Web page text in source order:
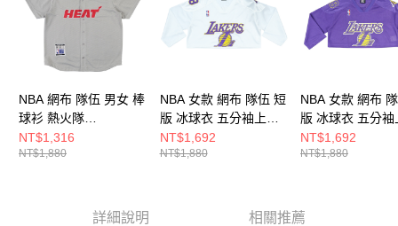
請求用戶進行身份認證。
５．嚴禁一人註冊多個帳號或使用他人資訊註冊。若發現惡意使用之情形，
恩沛科技股份有限公司將有權停止該用戶之使用額度並採取法律行動。
NBA 網布 隊伍 男女 棒
球衫 熱火隊
3625147211
NT$1,316
NT$1,880
NBA 女款 網布 隊伍 短
版 冰球衣 五分袖上衣
湖人隊 3552100400
NT$1,692
NT$1,880
NBA 女款 網布
版 冰球衣 五分袖
湖人隊
NT$1,692
NT$1,880
詳細說明 相關推薦